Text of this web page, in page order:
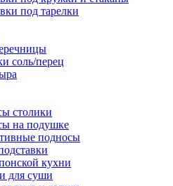
под тарелки
соль/перец
столики
на подушке
подносы
кухни
для суши